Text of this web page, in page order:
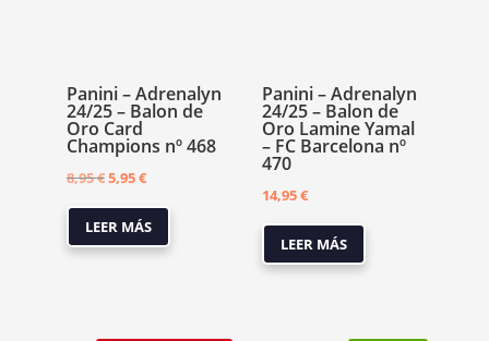
Panini – Adrenalyn
24/25 – Balon de
Oro Card
Champions nº 468
8,95€El
precio
original
5,95€El
precio
actual
LEER MÁS
Panini – Adrenalyn
24/25 – Balon de
Oro Lamine Yamal
– FC Barcelona nº
470
14,95€
LEER MÁS